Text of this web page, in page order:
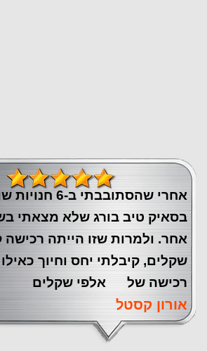
אחרי שהסתובבתי
בסאיק טיב בורג שלא מצאתי
שקלים, קיבלתי יחס וחיוך
רכישה של אלפי שקלים
אורון קסטל